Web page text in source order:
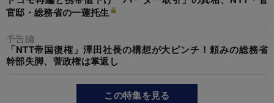
官邸・総務省の一蓮托生
予告編
「NTT帝国復権」澤田社長の構想が大ピンチ！頼みの総務省
幹部失脚、菅政権は掌返し
この特集を見る